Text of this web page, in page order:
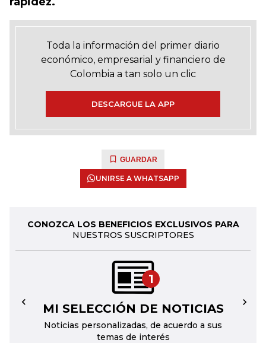
Toda la información del primer diario
económico, empresarial y financiero de
Colombia a tan solo un clic
DESCARGUE LA APP
GUARDAR
UNIRSE A WHATSAPP
CONOZCA LOS BENEFICIOS EXCLUSIVOS PARA
NUESTROS SUSCRIPTORES
1
MI SELECCIÓN DE NOTICIAS
Noticias personalizadas, de acuerdo a sus
temas de interés
← →